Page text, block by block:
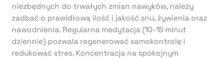
niezbędnych do trwałych zmian nawyków, należy
zadbać o prawidłową ilość i jakość snu, żywienia oraz
nawodnienia. Regularna medytacja (10-15 minut
dziennie) pozwala regenerować samokontrolę i
redukować stres. Koncentracja na spokojnym